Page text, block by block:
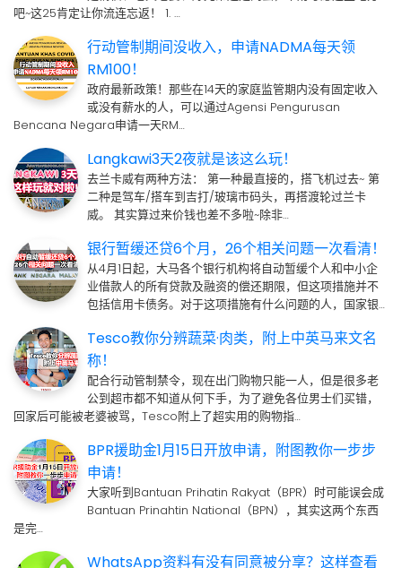
吧~这25肯定让你流连忘返！ 1. …
行动管制期间没收入，申请NADMA每天领
RM100！
政府最新政策！那些在14天的家庭监管期内没有固定收入
或没有薪水的人，可以通过Agensi Pengurusan
Bencana Negara申请一天RM…
Langkawi3天2夜就是该这么玩！
去兰卡威有两种方法： 第一种最直接的，搭飞机过去~ 第
二种是驾车/搭车到吉打/玻璃市码头，再搭渡轮过兰卡
威。 其实算过来价钱也差不多啦~除非…
银行暂缓还贷6个月，26个相关问题一次看清！
从4月1日起，大马各个银行机构将自动暂缓个人和中小企
业借款人的所有贷款及融资的偿还期限，但这项措施并不
包括信用卡债务。对于这项措施有什么问题的人，国家银…
Tesco教你分辨蔬菜·肉类，附上中英马来文名
称！
配合行动管制禁令，现在出门购物只能一人，但是很多老
公到超市都不知道从何下手，为了避免各位男士们买错，
回家后可能被老婆被骂，Tesco附上了超实用的购物指…
BPR援助金1月15日开放申请，附图教你一步步
申请！
大家听到Bantuan Prihatin Rakyat（BPR）时可能误会成
Bantuan Prinahtin National（BPN），其实这两个东西
是完…
WhatsApp资料有没有同意被分享？这样查看